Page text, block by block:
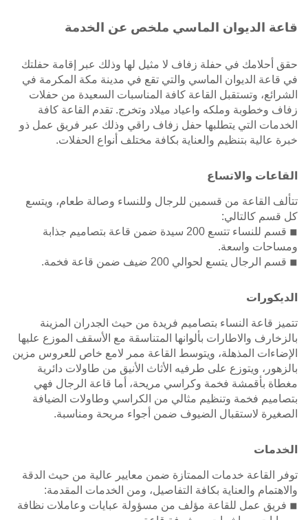
قاعة الديوان الماسي ملخص عن الخدمة
حقق أحلامك في حفلة زفاف لا مثيل لها وذلك عبر إقامة حفلتك
في قاعة الديوان الماسي والتي تقع في مدينة مكة المكرمة في
الشرائع، وتستقبل القاعة كافة المناسبات السعيدة من حفلات
زفاف وخطوبة وملكه واعياد ميلاد وتخرج. تقدم القاعة كافة
الخدمات التي يتطلبها حفل زفاف راقي وذلك عبر فريق عمل ذو
خبرة عالية بتنظيم والعناية بكافة مختلف أنواع الحفلات.
القاعات والاتساع
تتألف القاعة من قسمين للرجال وللنساء وصالة طعام، ويتسع
كل قسم كالتالي:
◾ قسم للنساء تتسع 200 سيدة ضمن قاعة بتصاميم جذابة
ومساحات واسعة.
◾ قسم الرجال يتسع لحوالي 200 ضيف ضمن قاعة فخمة.
الديكورات
تتميز قاعة النساء بتصاميم فريدة من حيث الجدران المزينة
بالزخارف والاطارات بألوانها المتناسقة مع الأسقف الموزع عليها
الإضاءات المذهلة، ويتوسط القاعة ممر لامع خاص للعروس مزين
بالزهور، ويتوزع على طرفيه الأثاث الأنيق من طاولات دائرية
مغطاة بأقمشة فخمة وكراسي مريحة، أما قاعة الرجال فهي
بتصاميم فخمة وتنظيم مثالي من الكراسي وطاولات الضيافة
الصغيرة لاستقبال الضيوف ضمن أجواء مريحة ومناسبة.
الخدمات
توفر القاعة خدمات الممتازة ضمن معايير عالية من حيث الدقة
والاهتمام والعناية بكافة التفاصيل، ومن الخدمات المقدمة:
◾ فريق عمل للقاعة مؤلف من مسؤولة عبايات وعاملات نظافة